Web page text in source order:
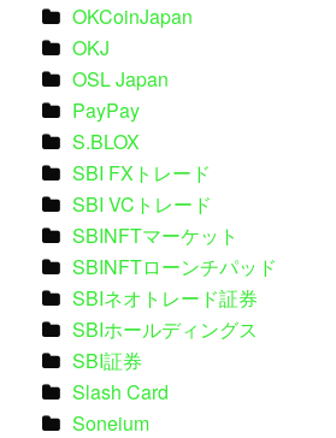
OKCoinJapan
OKJ
OSL Japan
PayPay
S.BLOX
SBI FXトレード
SBI VCトレード
SBINFTマーケット
SBINFTローンチパッド
SBIネオトレード証券
SBIホールディングス
SBI証券
Slash Card
Soneium